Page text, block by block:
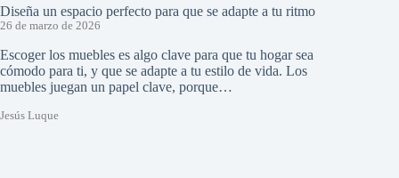
Diseña un espacio perfecto para que se adapte a tu ritmo
26 de marzo de 2026
Escoger los muebles es algo clave para que tu hogar sea
cómodo para ti, y que se adapte a tu estilo de vida. Los
muebles juegan un papel clave, porque…
Jesús Luque